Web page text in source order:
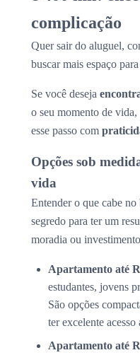
complicação
Quer sair do aluguel,
buscar mais espaço
Se você deseja
o seu momento de
esse passo com
Opções sob
vida
Entender o que cabe no
segredo para ter um
moradia ou
Apartamento até
estudantes, jovens
São opções
ter excelente
Apartamento até